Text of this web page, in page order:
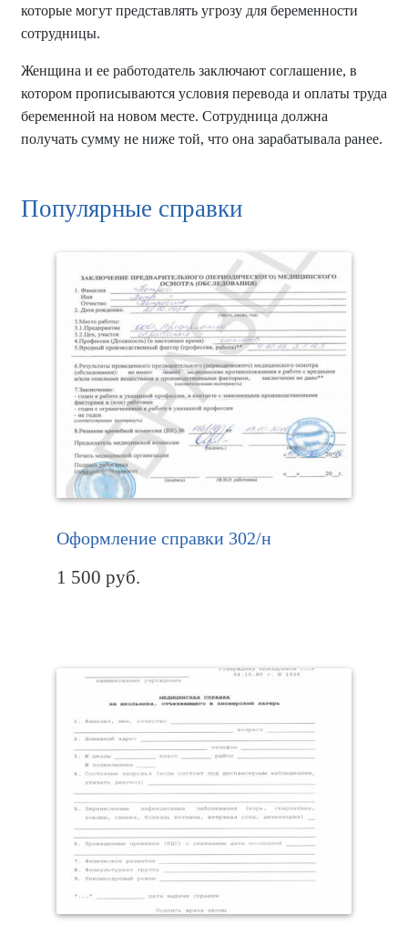
которые могут представлять угрозу для беременности
сотрудницы.
Женщина и ее работодатель заключают соглашение, в
котором прописываются условия перевода и оплаты труда
беременной на новом месте. Сотрудница должна
получать сумму не ниже той, что она зарабатывала ранее.
Популярные справки
Оформление справки 302/н
1 500 руб.